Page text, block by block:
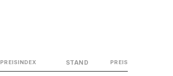
PREISINDEX STAND PREIS